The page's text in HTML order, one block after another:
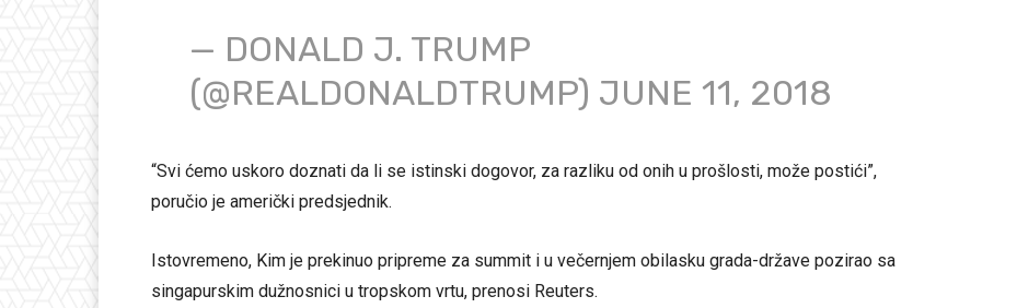
— DONALD J. TRUMP
(@REALDONALDTRUMP) JUNE 11, 2018
“Svi ćemo uskoro doznati da li se istinski dogovor, za razliku od onih u prošlosti, može postići”,
poručio je američki predsjednik.
Istovremeno, Kim je prekinuo pripreme za summit i u večernjem obilasku grada-države pozirao sa
singapurskim dužnosnici u tropskom vrtu, prenosi Reuters.